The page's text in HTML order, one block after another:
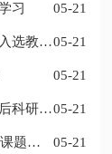
习 05-21
05-21
05-21
05-21
05-21